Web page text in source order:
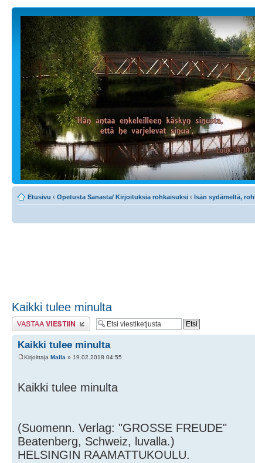
Etusivu ‹ Opetusta Sanasta/ Kirjoituksia rohkaisuksi ‹ Isän sydämeltä,
Kaikki tulee minulta
Lähetä vastaus
Kaikki tulee minulta
Kirjoittaja Maila » 19.02.2018 04:55
Kaikki tulee minulta
(Suomenn. Verlag: "GROSSE FREUDE"
Beatenberg, Schweiz, luvalla.)
HELSINGIN RAAMATTUKOULU.